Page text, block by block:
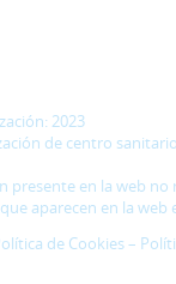
2023
de centro
presente en la web
aparecen en la
de Cookies–